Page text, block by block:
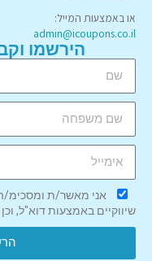
או באמצעות המייל:
admin@icoupons.co.il
הירשמו
אני מאשר/ת ומסכימ/ה
שיווקיים באמצעות דוא"ל,